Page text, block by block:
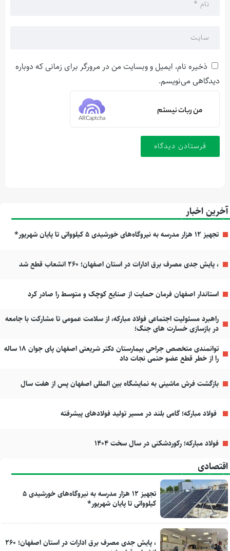
ذخیره نام، ایمیل و وبسایت من در مرورگر برای زمانی که دوباره
دیدگاهی می‌نویسم.
من ربات نیستم
ARCaptcha
آخرین اخبار
تجهیز ۱۲ هزار مدرسه به نیروگاه‌های خورشیدی ۵ کیلوواتی تا پایان شهریور*
، پایش جدی مصرف برق ادارات در استان اصفهان؛ ۲۶۰ انشعاب قطع شد
استاندار اصفهان فرمان حمایت از صنایع کوچک و متوسط را صادر کرد
راهبرد مسئولیت اجتماعی فولاد مبارکه، از سلامت عمومی تا مشارکت با جامعه
در بازسازی خسارت های جنگ؛
توانمندی متخصص جراحی بیمارستان دکتر شریعتی اصفهان پای جوان ۱۸ ساله
را از خطر قطع عضو حتمی نجات داد
بازگشت فرش ماشینی به نمایشگاه بین المللی اصفهان پس از هفت سال
فولاد مبارکه؛ گامی بلند در مسیر تولید فولادهای پیشرفته
فولاد مبارکه؛ رکوردشکنی در سال سخت ۱۴۰۴
اقتصادی
تجهیز ۱۲ هزار مدرسه به نیروگاه‌های خورشیدی ۵
کیلوواتی تا پایان شهریور*
، پایش جدی مصرف برق ادارات در استان اصفهان؛ ۲۶۰